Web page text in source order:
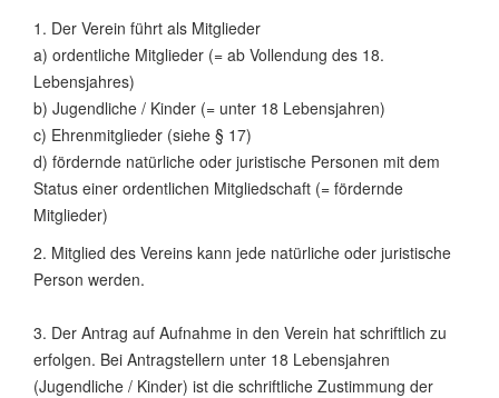
1. Der Verein führt als Mitglieder
a) ordentliche Mitglieder (= ab Vollendung des 18.
Lebensjahres)
b) Jugendliche / Kinder (= unter 18 Lebensjahren)
c) Ehrenmitglieder (siehe § 17)
d) fördernde natürliche oder juristische Personen mit dem
Status einer ordentlichen Mitgliedschaft (= fördernde
Mitglieder)
2. Mitglied des Vereins kann jede natürliche oder juristische
Person werden.
3. Der Antrag auf Aufnahme in den Verein hat schriftlich zu
erfolgen. Bei Antragstellern unter 18 Lebensjahren
(Jugendliche / Kinder) ist die schriftliche Zustimmung der